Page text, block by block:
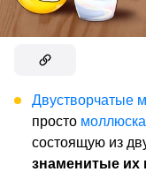
Двустворчатые
просто
состоящую из
знаменитые их